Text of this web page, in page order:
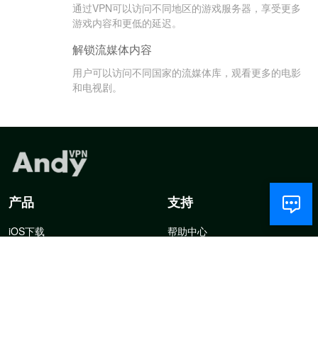
通过VPN可以访问不同地区的游戏服务器，享受更多
游戏内容和更低的延迟。
解锁流媒体内容
用户可以访问不同国家的流媒体库，观看更多的电影
和电视剧。
产品
iOS下载
支持
帮助中心